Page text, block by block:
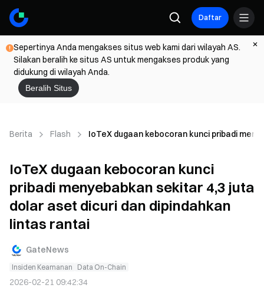
Daftar
Sepertinya Anda mengakses situs web kami dari wilayah AS.
Silakan beralih ke situs AS untuk mengakses produk yang
didukung di wilayah Anda.
Beralih Situs
Berita Flash IoTeX dugaan kebocoran kunci pribadi
IoTeX dugaan kebocoran kunci
pribadi menyebabkan sekitar 4,3 juta
dolar aset dicuri dan dipindahkan
lintas rantai
GateNews
Insiden Keamanan Data On-Chain
2026-02-21 09:42:34